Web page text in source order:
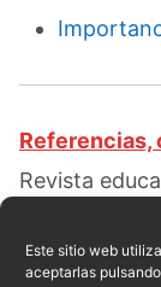
Este sitio web
aceptarlas
Referencias,
Revista
conjuntos.
Pantaleón.